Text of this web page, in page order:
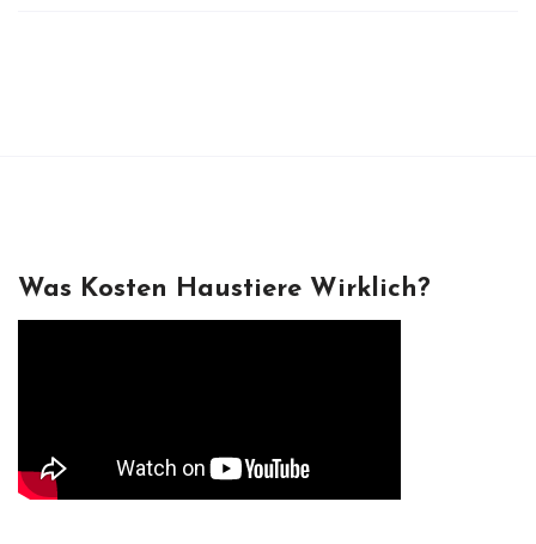
Was Kosten Haustiere Wirklich?